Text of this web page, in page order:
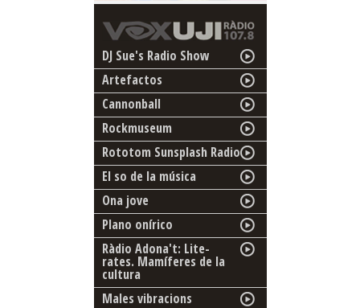
DJ Sue's Radio Show
Artefactos
Cannonball
Rockmuseum
Rototom Sunsplash Radio
El so de la música
Ona jove
Plano onírico
Ràdio Adona't: Lite-
rates. Mamíferes de la
cultura
Males vibracions